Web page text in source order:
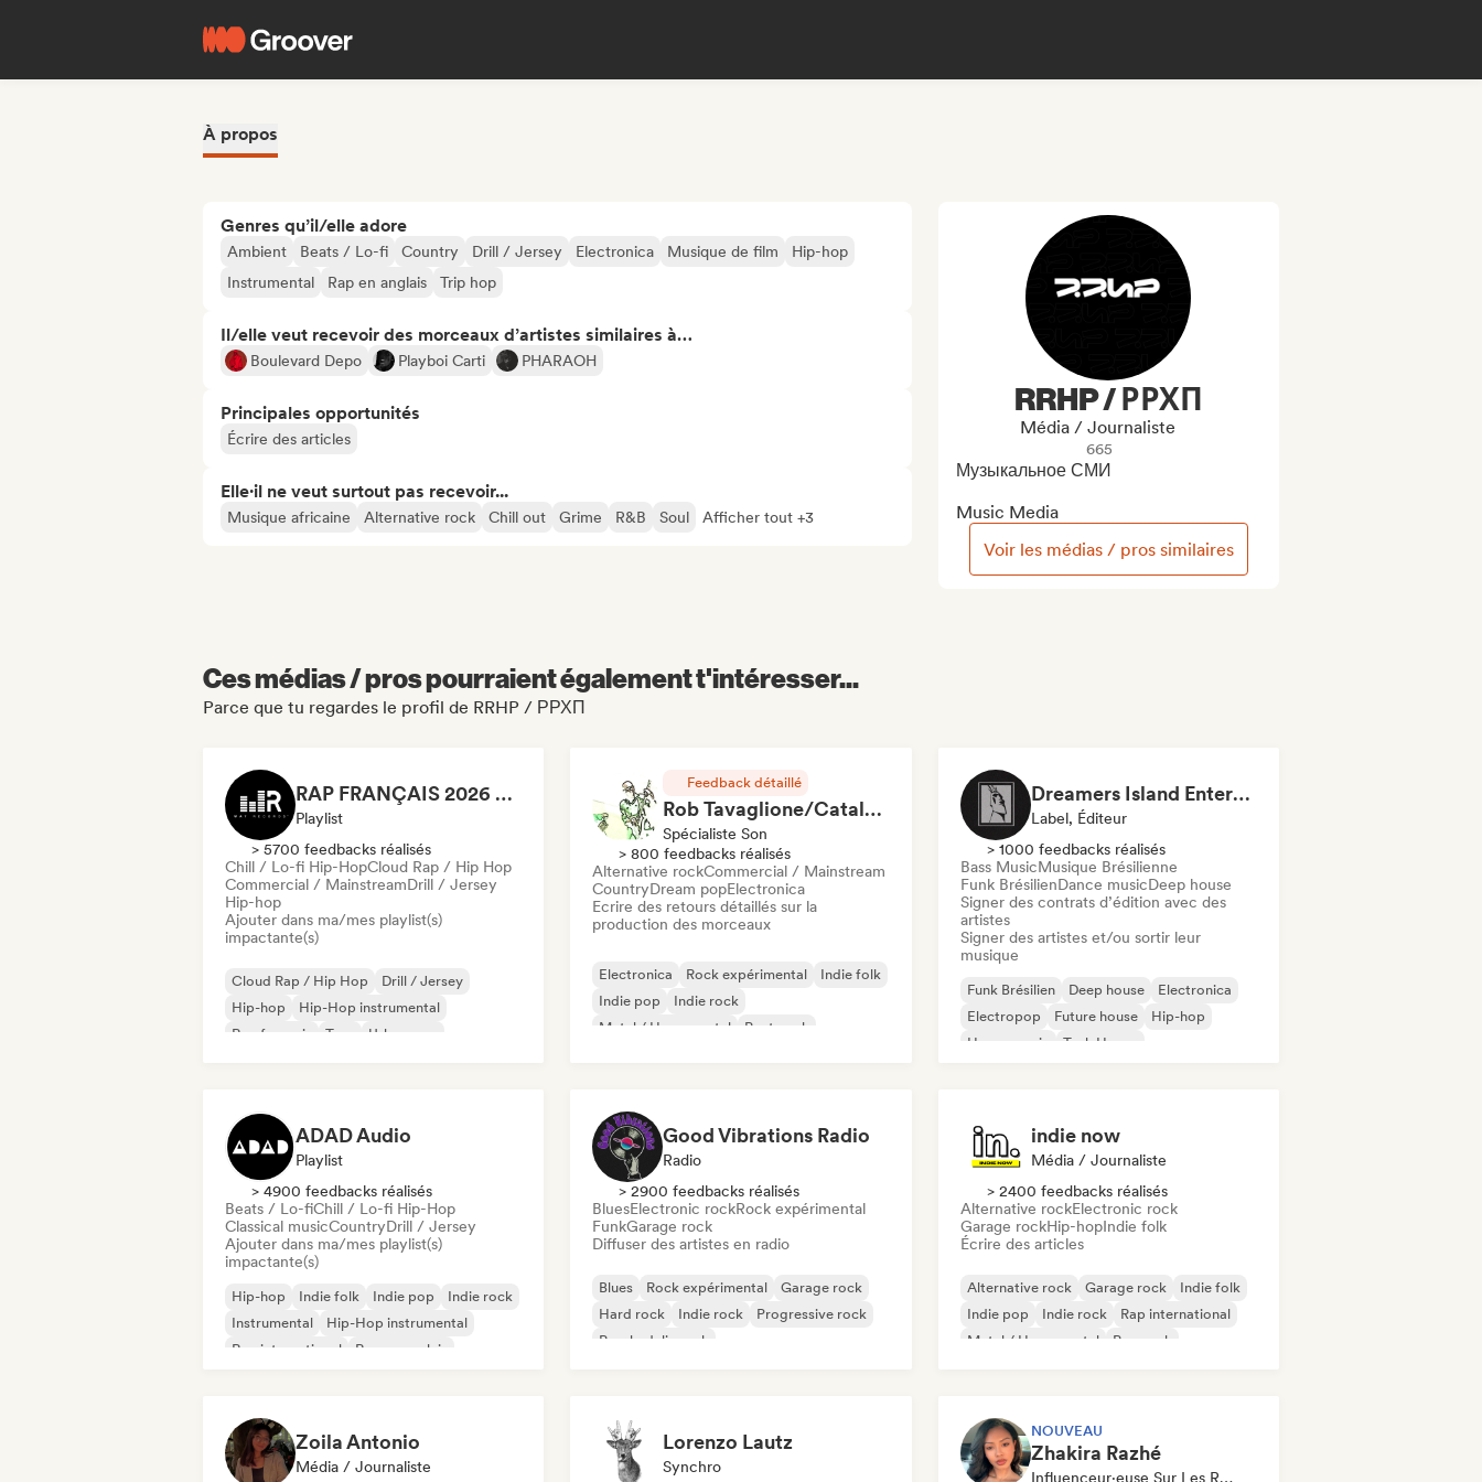
À propos
Genres qu’il/elle adore
Ambient Beats / Lo-fi Country Drill / Jersey Electronica Musique de film
Hip-hop
Instrumental
Rap en anglais Trip hop
Il/elle veut recevoir des morceaux d’artistes similaires à…
Boulevard Depo Playboi Carti PHARAOH
Principales opportunités
Écrire des articles
Elle·il ne veut surtout pas recevoir...
Musique africaine Alternative rock Chill out Grime R&B Soul Afficher tout +3
RRHP / РРХП
Média / Journaliste
665
Музыкальное СМИ
Music Media
Voir les médias / pros similaires
Ces médias / pros pourraient également t'intéresser...
Parce que tu regardes le profil de RRHP / РРХП
RAP FRANÇAIS 2026 🔥🇫🇷 (Way Records)
Playlist
> 5700 feedbacks réalisés
Chill / Lo-fi Hip-HopCloud Rap / Hip Hop
Commercial / MainstreamDrill / Jersey
Hip-hop
Ajouter dans ma/mes playlist(s)
impactante(s)
Cloud Rap / Hip Hop
Drill / Jersey
Hip-hop
Hip-Hop instrumental
Rap francais
Trap
Urban pop
Feedback détaillé
Rob Tavaglione/Catalyst Recording
Spécialiste Son
> 800 feedbacks réalisés
Alternative rockCommercial / Mainstream
CountryDream popElectronica
Ecrire des retours détaillés sur la
production des morceaux
Electronica Rock expérimental
Indie folk
Indie pop
Indie rock
Metal / Heavy metal
Post punk
Dreamers Island Entertainment
Label, Éditeur
> 1000 feedbacks réalisés
Bass MusicMusique Brésilienne
Funk BrésilienDance musicDeep house
Signer des contrats d’édition avec des
artistes
Signer des artistes et/ou sortir leur
musique
Funk Brésilien Deep house
Electronica
Electropop
Future house
Hip-hop
House music
Tech House
ADAD Audio
Playlist
> 4900 feedbacks réalisés
Beats / Lo-fiChill / Lo-fi Hip-Hop
Classical musicCountryDrill / Jersey
Ajouter dans ma/mes playlist(s)
impactante(s)
Hip-hop Indie folk Indie pop
Indie rock
Instrumental
Hip-Hop instrumental
Rap international
Rap en anglais
Good Vibrations Radio
Radio
> 2900 feedbacks réalisés
BluesElectronic rockRock expérimental
FunkGarage rock
Diffuser des artistes en radio
Blues Rock expérimental
Garage rock
Hard rock
Indie rock
Progressive rock
Psychedelic rock
indie now
Média / Journaliste
> 2400 feedbacks réalisés
Alternative rockElectronic rock
Garage rockHip-hopIndie folk
Écrire des articles
Alternative rock Garage rock
Indie folk
Indie pop
Indie rock
Rap international
Metal / Heavy metal
Pop rock
Zoila Antonio
Média / Journaliste
Lorenzo Lautz
Synchro
NOUVEAU
Zhakira Razhé
Influenceur·euse Sur Les Réseaux Sociaux